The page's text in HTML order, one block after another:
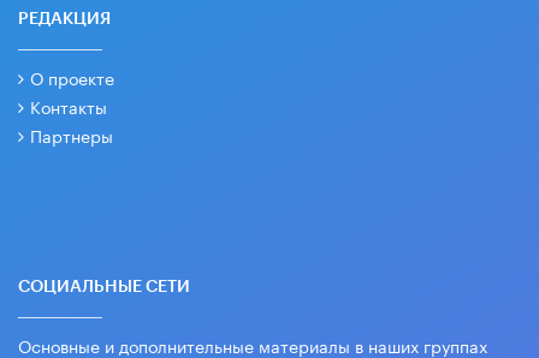
РЕДАКЦИЯ
О проекте
Контакты
Партнеры
СОЦИАЛЬНЫЕ СЕТИ
Основные и дополнительные материалы в наших группах